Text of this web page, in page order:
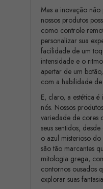
Mas a inovação
nossos produtos
como controle
personalizar sua
facilidade de um
intensidade e o
apertar de um
com a habilidade
E, claro, a estética
nós. Nossos
variedade de cores
seus sentidos,
o azul misterioso do
são tão marcantes
mitologia grega,
contornos ousados
explorar suas